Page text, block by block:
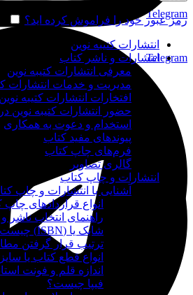
Telegram
Telegram
رمز عبور خود را فراموش کرده اید؟
انتشارات کتیبه نوین
انتشارات و ناشر کتاب
معرفی انتشارات کتیبه نوین
مدیریت و خدمات انتشارات
افتخارات انتشارات کتیبه نوین
حضور انتشارات کتیبه نوین
استخدام و دعوت به همکاری
پیوندهای مفید کتاب
فرم‌های چاپ کتاب
گالری تصاویر
انتشارات و چاپ کتاب
آشنایی با انتشارات و چاپ
انواع قراردادهای چاپ
راهنمای انتخاب ناشر
شابک یا (ISBN) چیست؟
ترتیب قرار گرفتن
انواع قطع کتاب یا
اندازه قلم و فونت
فیپا چیست؟